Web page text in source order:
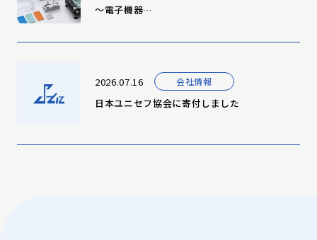
～電子機器…
2026.07.16 会社情報
日本ユニセフ協会に寄付しました